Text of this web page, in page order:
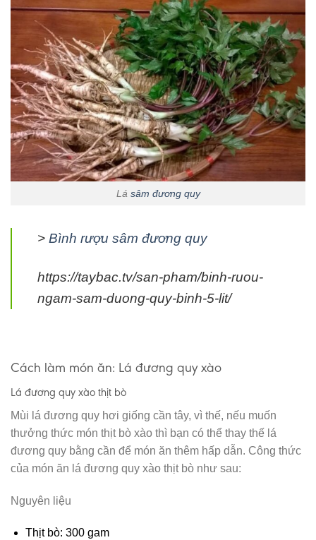
Lá sâm đương quy
> Bình rượu sâm đương quy
https://taybac.tv/san-pham/binh-ruou-
ngam-sam-duong-quy-binh-5-lit/
Cách làm món ăn: Lá đương quy xào
Lá đương quy xào thịt bò
Mùi lá đương quy hơi giống cần tây, vì thế, nếu muốn
thưởng thức món thịt bò xào thì bạn có thể thay thế lá
đương quy bằng cần để món ăn thêm hấp dẫn. Công thức
của món ăn lá đương quy xào thịt bò như sau:
Nguyên liệu
Thịt bò: 300 gam